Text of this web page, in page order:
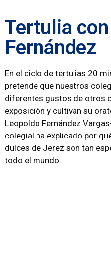
Tertulia
Fernández
En el ciclo de tertulias 20
pretende que nuestros
diferentes gustos de otros
exposición y cultivan su
Leopoldo Fernández
colegial ha explicado por
dulces de Jerez son tan
todo el mundo.